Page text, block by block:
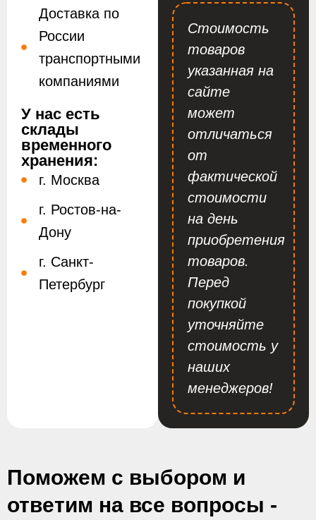
Доставка по
России
транспортными
компаниями
У нас есть
склады
временного
хранения:
г. Москва
г. Ростов-на-
Дону
г. Санкт-
Петербург
Стоимость
товаров
указанная на
сайте
может
отличаться
от
фактической
стоимости
на день
приобретения
товаров.
Перед
покупкой
уточняйте
стоимость у
наших
менеджеров!
Поможем с выбором и
ответим на все вопросы -